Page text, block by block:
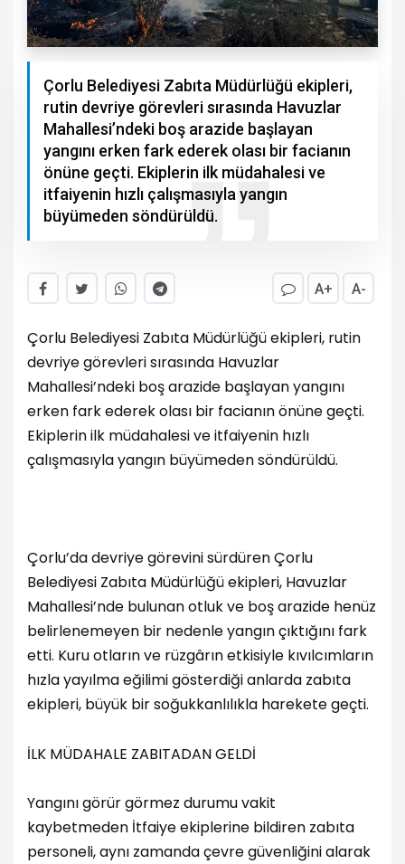
Çorlu Belediyesi Zabıta Müdürlüğü ekipleri,
rutin devriye görevleri sırasında Havuzlar
Mahallesi’ndeki boş arazide başlayan
yangını erken fark ederek olası bir facianın
önüne geçti. Ekiplerin ilk müdahalesi ve
itfaiyenin hızlı çalışmasıyla yangın
büyümeden söndürüldü.
A+ A-
Çorlu Belediyesi Zabıta Müdürlüğü ekipleri, rutin
devriye görevleri sırasında Havuzlar
Mahallesi’ndeki boş arazide başlayan yangını
erken fark ederek olası bir facianın önüne geçti.
Ekiplerin ilk müdahalesi ve itfaiyenin hızlı
çalışmasıyla yangın büyümeden söndürüldü.
Çorlu’da devriye görevini sürdüren Çorlu
Belediyesi Zabıta Müdürlüğü ekipleri, Havuzlar
Mahallesi’nde bulunan otluk ve boş arazide henüz
belirlenemeyen bir nedenle yangın çıktığını fark
etti. Kuru otların ve rüzgârın etkisiyle kıvılcımların
hızla yayılma eğilimi gösterdiği anlarda zabıta
ekipleri, büyük bir soğukkanlılıkla harekete geçti.
İLK MÜDAHALE ZABITADAN GELDİ
Yangını görür görmez durumu vakit
kaybetmeden İtfaiye ekiplerine bildiren zabıta
personeli, aynı zamanda çevre güvenliğini alarak